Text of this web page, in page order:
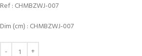
Ref : CHMBZWJ-007
Dim (cm) : CHMBZWJ-007